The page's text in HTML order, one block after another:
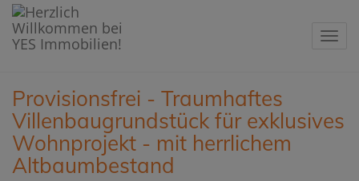
Provisionsfrei - Traumhaftes
Villenbaugrundstück für exklusives
Wohnprojekt - mit herrlichem
Altbaumbestand